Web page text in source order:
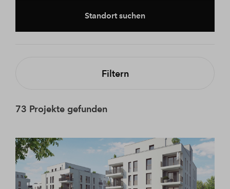
Standort suchen
Filtern
73 Projekte gefunden